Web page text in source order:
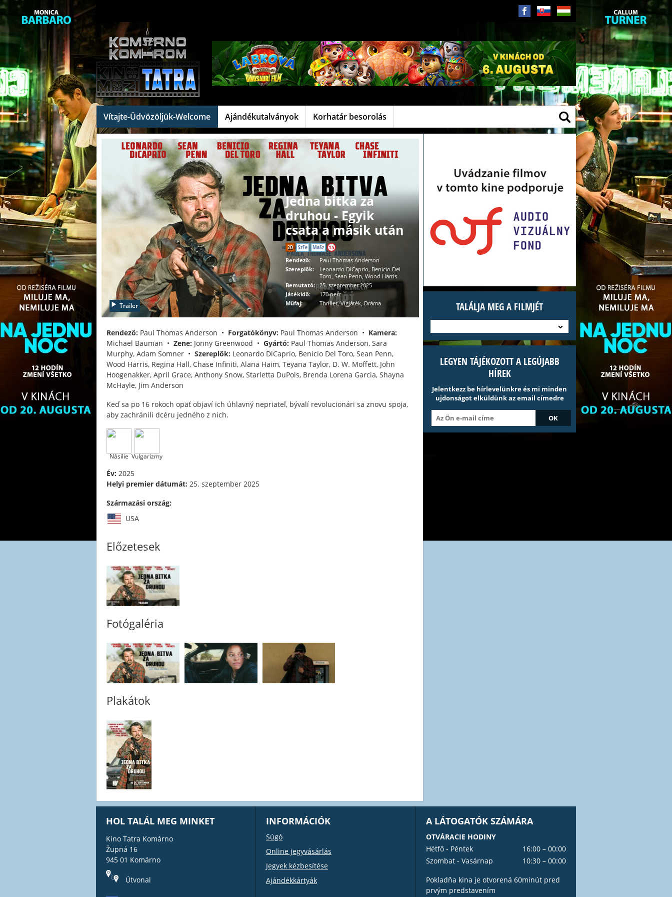
Vítajte-Üdvözöljük-Welcome Ajándékutalványok Korhatár besorolás
Trailer
Jedna bitka za
druhou - Egyik
csata a másik után
2D SzFe MaSz 15
Rendezö:
Paul Thomas Anderson
Szereplők:
Leonardo DiCaprio, Benicio Del
Toro, Sean Penn, Wood Harris
Bemutató: 25. szeptember 2025
Játékidő:
170 perc
Műfaj:
Thriller, Vígjáték, Dráma
Rendezö: Paul Thomas Anderson • Forgatókönyv: Paul Thomas Anderson • Kamera:
Michael Bauman • Zene: Jonny Greenwood • Gyártó: Paul Thomas Anderson, Sara
Murphy, Adam Somner • Szereplők: Leonardo DiCaprio, Benicio Del Toro, Sean Penn,
Wood Harris, Regina Hall, Chase Infiniti, Alana Haim, Teyana Taylor, D. W. Moffett, John
Hoogenakker, April Grace, Anthony Snow, Starletta DuPois, Brenda Lorena Garcia, Shayna
McHayle, Jim Anderson
Keď sa po 16 rokoch opäť objaví ich úhlavný nepriateľ, bývalí revolucionári sa znovu spoja,
aby zachránili dcéru jedného z nich.
Násilie Vulgarizmy
Év: 2025
Helyi premier dátumát: 25. szeptember 2025
Származási ország:
USA
Előzetesek
Fotógaléria
Plakátok
TALÁLJA MEG A FILMJÉT
LEGYEN TÁJÉKOZOTT A LEGÚJABB
HÍREK
Jelentkezz be hírlevelünkre és mi minden
ujdonságot elküldünk az email címedre
HOL TALÁL MEG MINKET
Kino Tatra Komárno
Župná 16
945 01 Komárno
Útvonal
INFORMÁCIÓK
Súgó
Online jegyvásárlás
Jegyek kézbesítése
Ajándékkártyák
A LÁTOGATÓK SZÁMÁRA
OTVÁRACIE HODINY
Hétfő - Péntek
16:00 – 00:00
Szombat - Vasárnap
10:30 – 00:00
Pokladňa kina je otvorená 60minút pred
prvým predstavením